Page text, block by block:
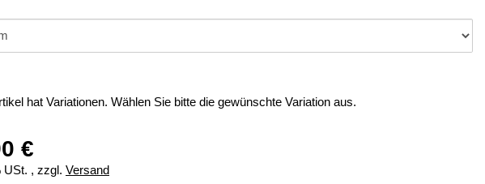
hat Variationen. Wählen Sie bitte die gewünschte Variation aus.
€
USt. , zzgl. Versand